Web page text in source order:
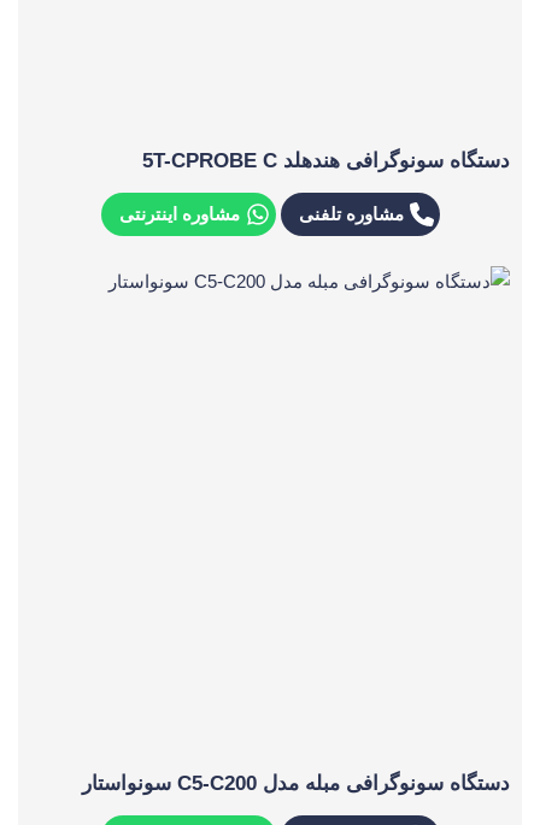
دستگاه سونوگرافی هندهلد 5T-CPROBE C
مشاوره تلفنی مشاوره اینترنتی
دستگاه سونوگرافی مبله مدل C5-C200 سونواستار